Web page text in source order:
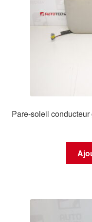
Pare-soleil